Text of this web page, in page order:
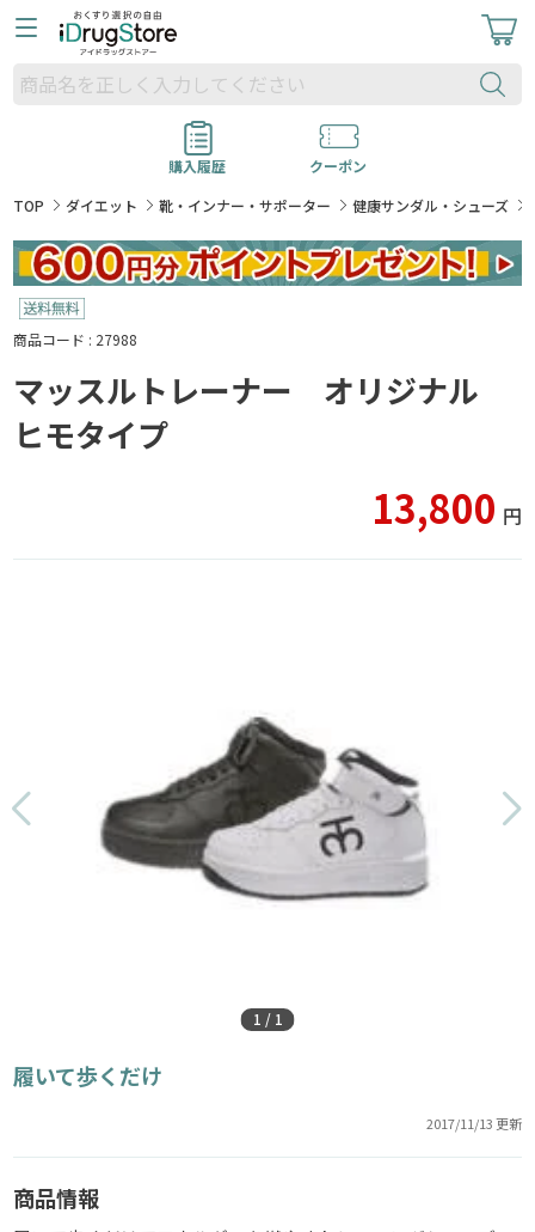
購入履歴
クーポン
TOP
ダイエット 靴・インナー・サポーター 健康サンダル・シューズ
商品コード : 27988
マッスルトレーナー オリジナル
ヒモタイプ
13,800 円
1 / 1
履いて歩くだけ
2017/11/13 更新
商品情報